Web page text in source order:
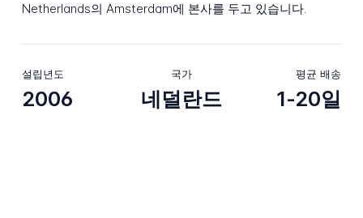
Netherlands의 Amsterdam에 본사를 두고 있습니다.
설립년도
2006
국가
네덜란드
평균 배송
1-20일